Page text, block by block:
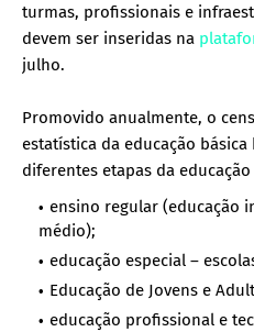
turmas, profissionais e
devem ser inseridas na
julho.
Promovido anualmente, o
estatística da educação
diferentes etapas da
ensino regular (educação
médio);
educação especial –
Educação de Jovens e
educação profissional e